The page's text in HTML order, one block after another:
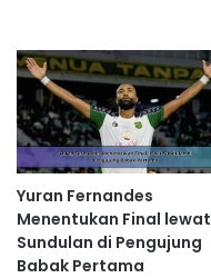
Yuran Fernandes
Menentukan Final lewat
Sundulan di Pengujung
Babak Pertama